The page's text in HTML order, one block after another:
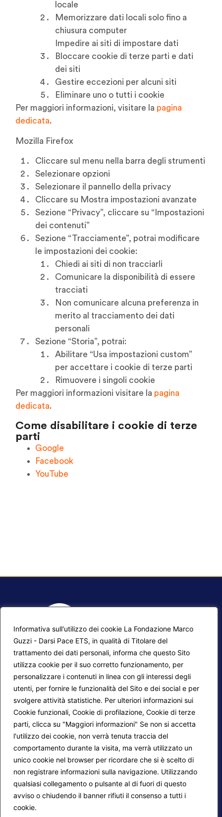
Informativa sull'utilizzo dei cookie La Fondazione Marco
Guzzi - Darsi Pace ETS, in qualità di Titolare del
trattamento dei dati personali, informa che questo Sito
utilizza cookie per il suo corretto funzionamento, per
personalizzare i contenuti in linea con gli interessi degli
utenti, per fornire le funzionalità del Sito e dei social e per
svolgere attività statistiche. Per ulteriori informazioni sui
Cookie funzionali, Cookie di profilazione, Cookie di terze
parti, clicca su "Maggiori informazioni" Se non si accetta
l'utilizzo dei cookie, non verrà tenuta traccia del
comportamento durante la visita, ma verrà utilizzato un
unico cookie nel browser per ricordare che si è scelto di
non registrare informazioni sulla navigazione. Utilizzando
qualsiasi collegamento o pulsante al di fuori di questo
avviso o chiudendo il banner rifiuti il consenso a tutti i
cookie.
locale
Memorizzare dati locali solo fino a
chiusura computer
Impedire ai siti di impostare dati
Bloccare cookie di terze parti e dati
dei siti
Gestire eccezioni per alcuni siti
Eliminare uno o tutti i cookie
Per maggiori informazioni, visitare la pagina
dedicata.
Mozilla Firefox
Cliccare sul menu nella barra degli strumenti
Selezionare opzioni
Selezionare il pannello della privacy
Cliccare su Mostra impostazioni avanzate
Sezione “Privacy”, cliccare su “Impostazioni
dei contenuti”
Sezione “Tracciamente”, potrai modificare
le impostazioni dei cookie:
Chiedi ai siti di non tracciarli
Comunicare la disponibilità di essere
tracciati
Non comunicare alcuna preferenza in
merito al tracciamento dei dati
personali
Sezione “Storia”, potrai:
Abilitare “Usa impostazioni custom”
per accettare i cookie di terze parti
Rimuovere i singoli cookie
Per maggiori informazioni visitare la pagina
dedicata.
Come disabilitare i cookie di terze
parti
Google
Facebook
YouTube
Mappa del sito
Progetti Darsi Pace
Login redattori
Contatti
Calendario corsi
Privacy Policy
Cookie Policy
Seguici su:
© 2026